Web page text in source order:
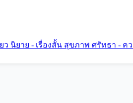
ว นิยาย - เรื่องสั้น สุขภาพ ศรัทธา - ค